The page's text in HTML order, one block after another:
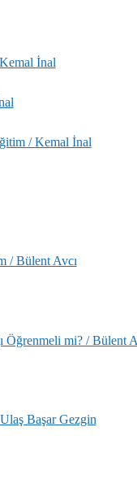
İnal
/ Kemal İnal
/ Bülent Avcı
Öğrenmeli mi? / Bülent
Başar Gezgin